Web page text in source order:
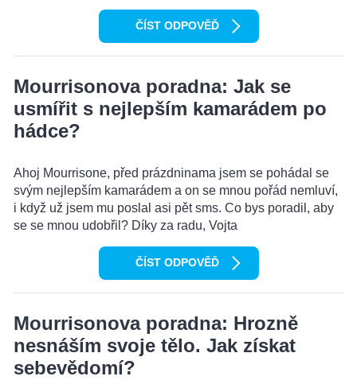
ČÍST ODPOVĚĎ
Mourrisonova poradna: Jak se
usmířit s nejlepším kamarádem po
hádce?
Ahoj Mourrisone, před prázdninama jsem se pohádal se
svým nejlepším kamarádem a on se mnou pořád nemluví,
i když už jsem mu poslal asi pět sms. Co bys poradil, aby
se se mnou udobřil? Díky za radu, Vojta
ČÍST ODPOVĚĎ
Mourrisonova poradna: Hrozně
nesnáším svoje tělo. Jak získat
sebevědomí?